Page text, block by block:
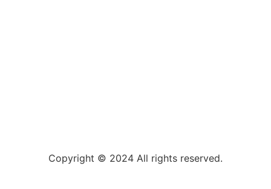
Copyright © 2024 All rights reserved.